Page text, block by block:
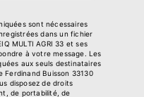
sont nécessaires
dans un fichier
MULTI AGRI 33 et ses
à votre message. Les
aux seuls destinataires
Ferdinand Buisson 33130
disposez de droits
de portabilité, de